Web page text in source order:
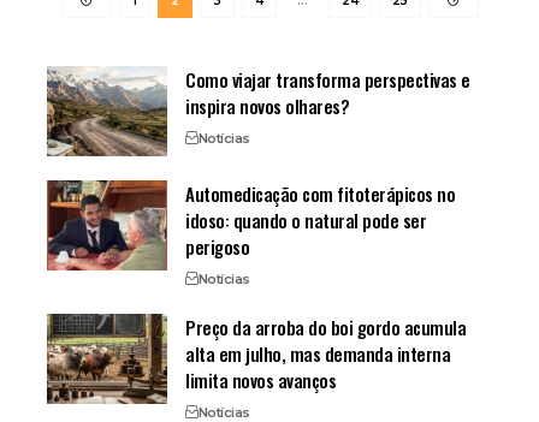
Como viajar transforma perspectivas e
inspira novos olhares?
Notícias
Automedicação com fitoterápicos no
idoso: quando o natural pode ser
perigoso
Notícias
Preço da arroba do boi gordo acumula
alta em julho, mas demanda interna
limita novos avanços
Notícias